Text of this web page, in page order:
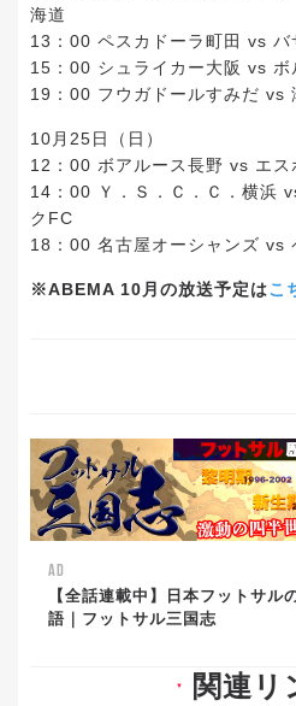
海道
13：00 ペスカドーラ町田 vs バ
15：00 シュライカー大阪 vs ボ
19：00 フウガドールすみだ vs
10月25日（日）
12：00 ボアルース長野 vs エス
14：00 Ｙ．Ｓ．Ｃ．Ｃ．横浜
クFC
18：00 名古屋オーシャンズ vs
※ABEMA 10月の放送予定はこ
AD
【全話連載中】日本フットサル
語｜フットサル三国志
▼ 関連リ